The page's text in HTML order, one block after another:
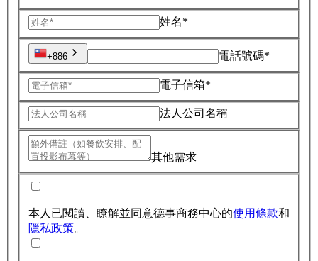
姓名*
+886 電話號碼*
電子信箱*
法人公司名稱
其他需求
本人已閱讀、瞭解並同意德事商務中心的使用條款和
隱私政策。